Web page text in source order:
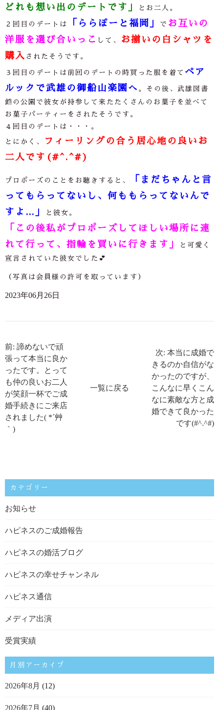
どれも想い出のデートです」
とお二人。
２回目のデートは 「ららぽーと福岡」 で お互いの
洋服を選び合いっこ して、
お揃いの白シャツを
購入 されたそうです。
３回目のデートは前回のデートの時買った服を着て ペア
ルックで武雄の御船山楽園へ 。その後、武雄図書
館の公園で彼女が持参して来たたくさんのお菓子を並べて
お菓子パーティーをされたそうです。
４回目のデートは・・・。
とにかく、
フィーリングの合う居心地の良いお
二人です(#^.^#)
プロポーズのことをお聴きすると、
「まだちゃんと言
ってもらってないし、何ももらってないんで
すよ…」
と彼女。
「この後私がプロポーズしてほしい場所に連
れて行って、指輪を買いに行きます」
と可愛く
宣言されていた彼女でした💕
（写真は会員様の許可を取っています）
2023年06月26日
前: 諦めないで頑
張って本当に良か
ったです。とって
も仲の良いお二人
が笑顔一杯でご成
婚手続きにご来店
されました( *´艸
｀)
一覧に戻る
次: 本当に成婚で
きるのか自信がな
かったのですが、
こんなに早くこん
なに素敵な方と成
婚できて良かった
です(#^.^#)
カテゴリー
お知らせ
ハピネスのご成婚報告
ハピネスの婚活ブログ
ハピネスの幸せチャンネル
ハピネス通信
メディア出演
受賞実績
月別アーカイブ
2026年8月 (12)
2026年7月 (40)